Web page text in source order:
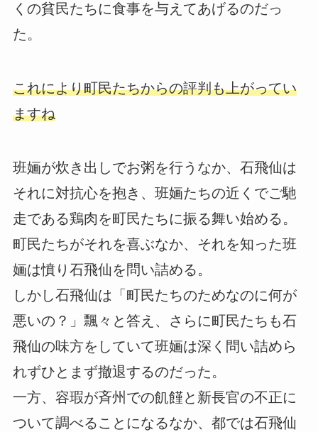
くの貧民たちに食事を与えてあげるのだっ
た。
これにより町民たちからの評判も上がってい
ますね
班婳が炊き出しでお粥を行うなか、石飛仙は
それに対抗心を抱き、班婳たちの近くでご馳
走である鶏肉を町民たちに振る舞い始める。
町民たちがそれを喜ぶなか、それを知った班
婳は憤り石飛仙を問い詰める。
しかし石飛仙は「町民たちのためなのに何が
悪いの？」飄々と答え、さらに町民たちも石
飛仙の味方をしていて班婳は深く問い詰めら
れずひとまず撤退するのだった。
一方、容瑕が斉州での飢饉と新長官の不正に
ついて調べることになるなか、都では石飛仙